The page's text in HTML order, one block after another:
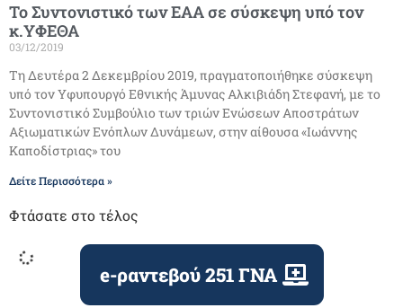
Το Συντονιστικό των ΕΑΑ σε σύσκεψη υπό τον
κ.ΥΦΕΘΑ
03/12/2019
Τη Δευτέρα 2 Δεκεμβρίου 2019, πραγματοποιήθηκε σύσκεψη
υπό τον Υφυπουργό Εθνικής Άμυνας Αλκιβιάδη Στεφανή, με το
Συντονιστικό Συμβούλιο των τριών Ενώσεων Αποστράτων
Αξιωματικών Ενόπλων Δυνάμεων, στην αίθουσα «Ιωάννης
Καποδίστριας» του
Δείτε Περισσότερα »